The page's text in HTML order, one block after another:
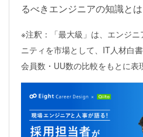
るべきエンジニアの知識と
※注釈：「最大級」は、エンジ
ニティを市場として、IT人材白
会員数・UU数の比較をもとに表